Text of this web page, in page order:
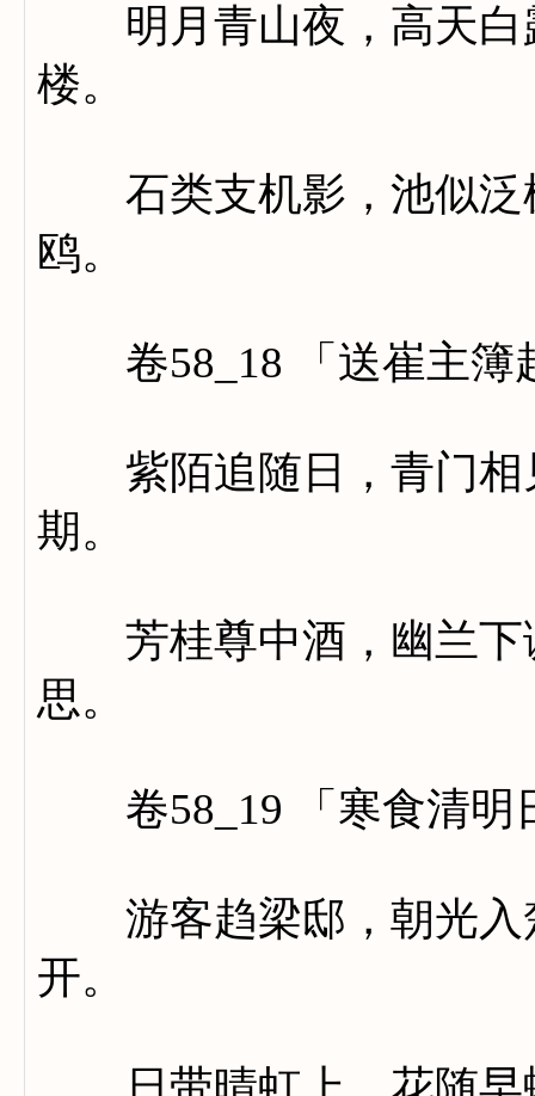
明月青山夜，高天白
楼。
石类支机影，池似泛
鸥。
卷58_18 「送崔主簿
紫陌追随日，青门相
期。
芳桂尊中酒，幽兰下
思。
卷58_19 「寒食清明
游客趋梁邸，朝光入
开。